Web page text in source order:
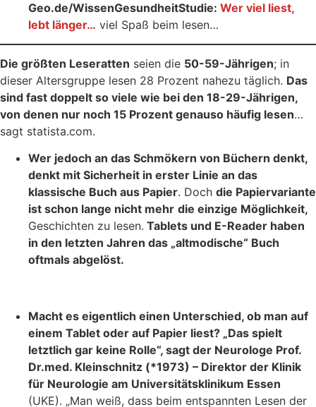
Geo.de/WissenGesundheitStudie: Wer viel liest,
lebt länger… viel Spaß beim lesen…
Die größten Leseratten seien die 50-59-Jährigen; in
dieser Altersgruppe lesen 28 Prozent nahezu täglich. Das
sind fast doppelt so viele wie bei den 18-29-Jährigen,
von denen nur noch 15 Prozent genauso häufig lesen…
sagt statista.com.
Wer jedoch an das Schmökern von Büchern denkt,
denkt mit Sicherheit in erster Linie an das
klassische Buch aus Papier. Doch die Papiervariante
ist schon lange nicht mehr die einzige Möglichkeit,
Geschichten zu lesen. Tablets und E-Reader haben
in den letzten Jahren das „altmodische“ Buch
oftmals abgelöst.
Macht es eigentlich einen Unterschied, ob man auf
einem Tablet oder auf Papier liest? „Das spielt
letztlich gar keine Rolle“, sagt der Neurologe Prof.
Dr.med. Kleinschnitz (*1973) – Direktor der Klinik
für Neurologie am Universitätsklinikum Essen
(UKE). „Man weiß, dass beim entspannten Lesen der